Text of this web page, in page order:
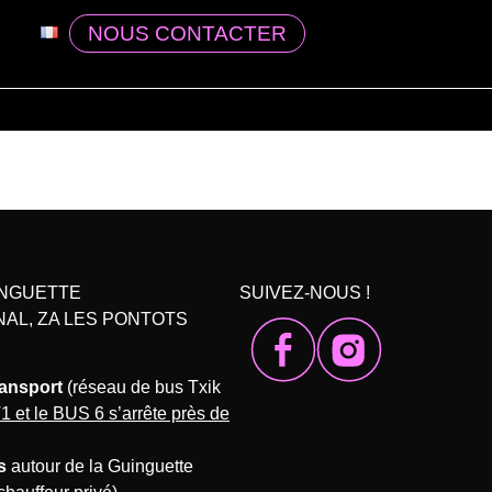
NOUS CONTACTER
ZA LES PONTOTS
(réseau de bus Txik
et le BUS 6 s’arrête près de
autour de la Guinguette
SUIVEZ-NOUS !